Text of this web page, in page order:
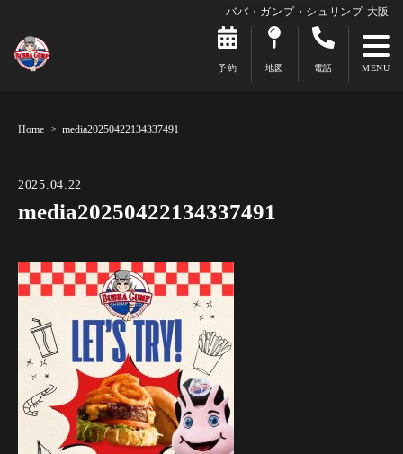
ババ・ガンプ・シュリンプ 大阪
予約 地図 電話
Home media20250422134337491
2025.04.22
media20250422134337491